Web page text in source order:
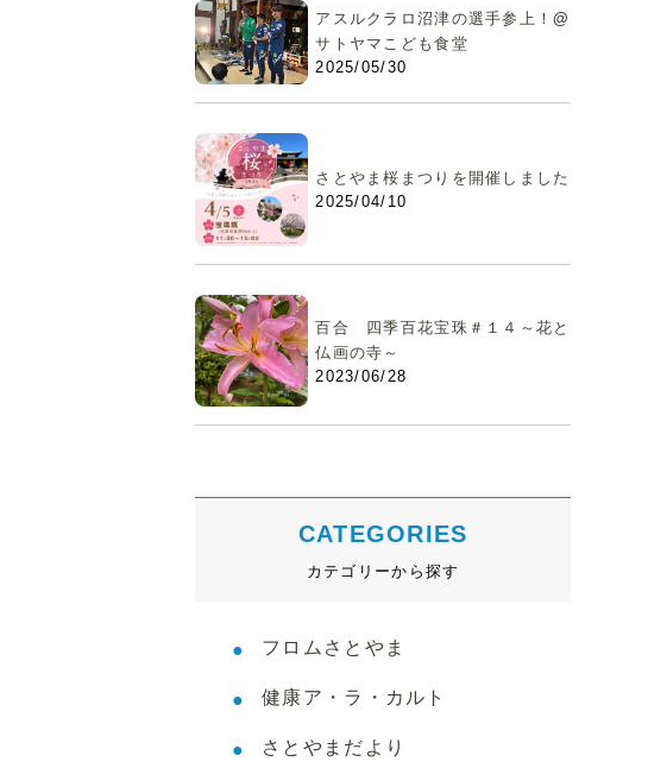
アスルクラロ沼津の選手参上！@
サトヤマこども食堂
2025/05/30
さとやま桜まつりを開催しました
2025/04/10
百合 四季百花宝珠＃１４～花と
仏画の寺～
2023/06/28
CATEGORIES
カテゴリーから探す
フロムさとやま
健康ア・ラ・カルト
さとやまだより